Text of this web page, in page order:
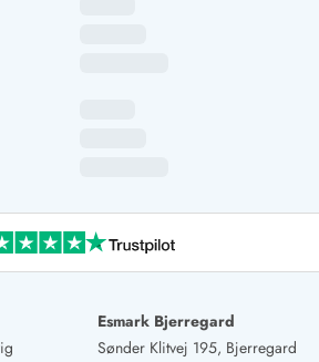
Esmark Bjerregard
Sønder Klitvej 195, Bjerregard